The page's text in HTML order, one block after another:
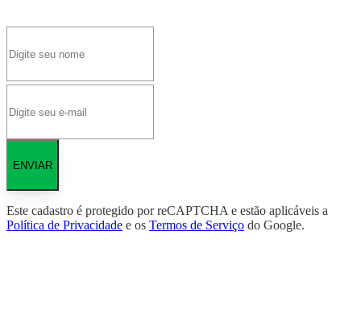
ENVIAR
Este cadastro é protegido por reCAPTCHA e estão aplicáveis a
Política de Privacidade e os Termos de Serviço do Google.